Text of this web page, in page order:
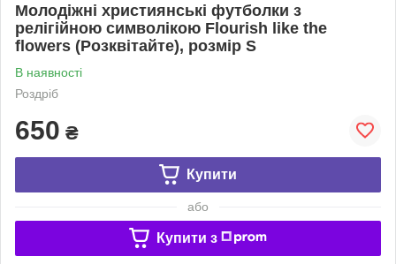
Молодіжні християнські футболки з
релігійною символікою Flourish like the
flowers (Розквітайте), розмір S
В наявності
Роздріб
650 ₴
Купити
або
Купити з